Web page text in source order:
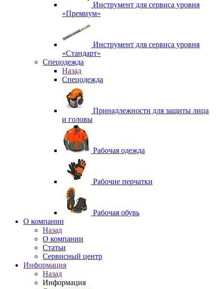
Инструмент для сервиса уровня
«Премиум»
Инструмент для сервиса уровня
«Стандарт»
Спецодежда
Назад
Спецодежда
Принадлежности для защиты лица
и головы
Рабочая одежда
Рабочие перчатки
Рабочая обувь
O компании
Назад
O компании
Статьи
Сервисный центр
Информация
Назад
Информация